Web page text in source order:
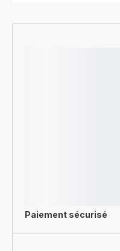
Paiement sécurisé